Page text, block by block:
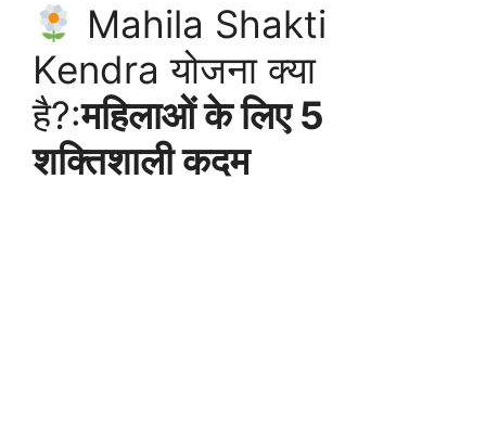
Mahila Shakti
Kendra योजना क्या
है?:महिलाओं के लिए 5
शक्तिशाली कदम